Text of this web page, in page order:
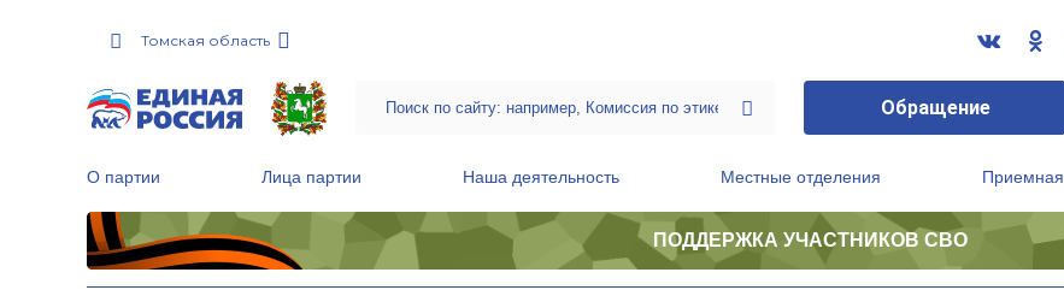
Томская область
Обращение
О партии Лица партии Наша деятельность Местные отделения Приемная
ПОДДЕРЖКА УЧАСТНИКОВ СВО